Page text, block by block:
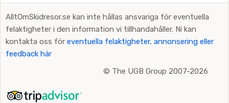
AlltOmSkidresor.se kan inte hållas ansvariga för eventuella
felaktigheter i den information vi tillhandahåller. Ni kan
kontakta oss för eventuella felaktigheter, annonsering eller
feedback här
© The UGB Group 2007-2026